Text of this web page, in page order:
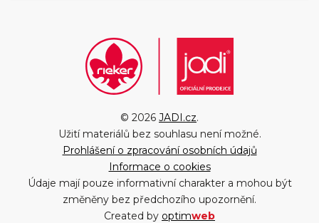
© 2026 JADI.cz.
Užití materiálů bez souhlasu není možné.
Prohlášení o zpracování osobních údajů
Informace o cookies
Údaje mají pouze informativní charakter a mohou být
změněny bez předchozího upozornění.
Created by optimweb